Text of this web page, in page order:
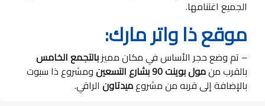
الجميع اغتنامها.
موقع ذا واتر مارك:
– تم وضع حجر الأساس في مكان مميزبالتجمع الخامس
بالقرب منمول بوينت 90 بشارع التسعين
ومشروع ذا سبوت
بالإضافة إلى قربه من مشروعميدتاون الراقي.